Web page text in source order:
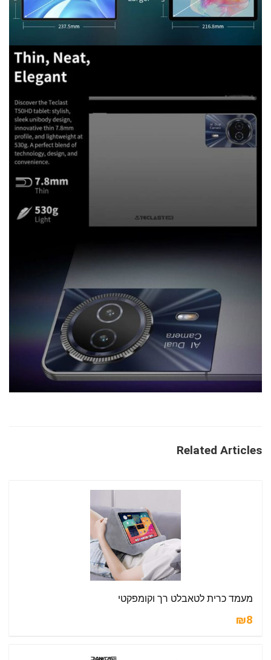
Related Articles
מעמד כרית לטאבלט רך וקומפקטי
₪8